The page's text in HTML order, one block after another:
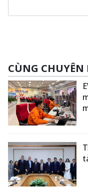
CÙNG CHUYÊN